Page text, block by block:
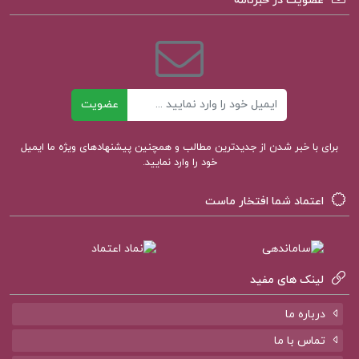
پیدایش روان شناسی تکاملی شد
فصل دوم: روان شناسی تکاملی
فصل سوم: نبرد با نیروهای متخاصم طبعیت
دانلود پی دی اف کتاب روانشناسی تکاملی دیوید باس
کتاب روانشناسی تکاملی PDF
عضویت
برای با خبر شدن از جدیدترین مطالب و همچنین پیشنهادهای ویژه ما ایمیل
خود را وارد نمایید.
اعتماد شما افتخار ماست
لینک های مفید
درباره ما
تماس با ما